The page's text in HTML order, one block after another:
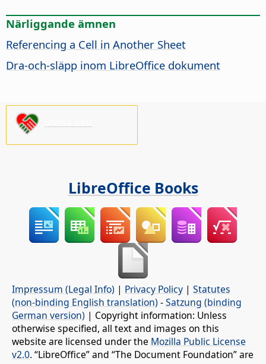
Närliggande ämnen
Referencing a Cell in Another Sheet
Dra-och-släpp inom LibreOffice dokument
LibreOffice Books
Impressum (Legal Info) | Privacy Policy | Statutes
(non-binding English translation) -Satzung (binding
German version) | Copyright information: Unless
otherwise specified, all text and images on this
website are licensed under the Mozilla Public License
v2.0. “LibreOffice” and “The Document Foundation” are